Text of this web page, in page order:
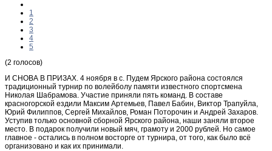
1
2
3
4
5
(2 голосов)
И СНОВА В ПРИЗАХ. 4 ноября в с. Пудем Ярского района состоялся
традиционный турнир по волейболу памяти известного спортсмена
Николая Шабрамова. Участие приняли пять команд. В составе
красногорской ездили Максим Артемьев, Павел Бабин, Виктор Трапуйла,
Юрий Филиппов, Сергей Михайлов, Роман Поторочин и Андрей Захаров.
Уступив только основной сборной Ярского района, наши заняли второе
место. В подарок получили новый мяч, грамоту и 2000 рублей. Но самое
главное - остались в полном восторге от турнира, от того, как было всё
организовано и как их принимали.